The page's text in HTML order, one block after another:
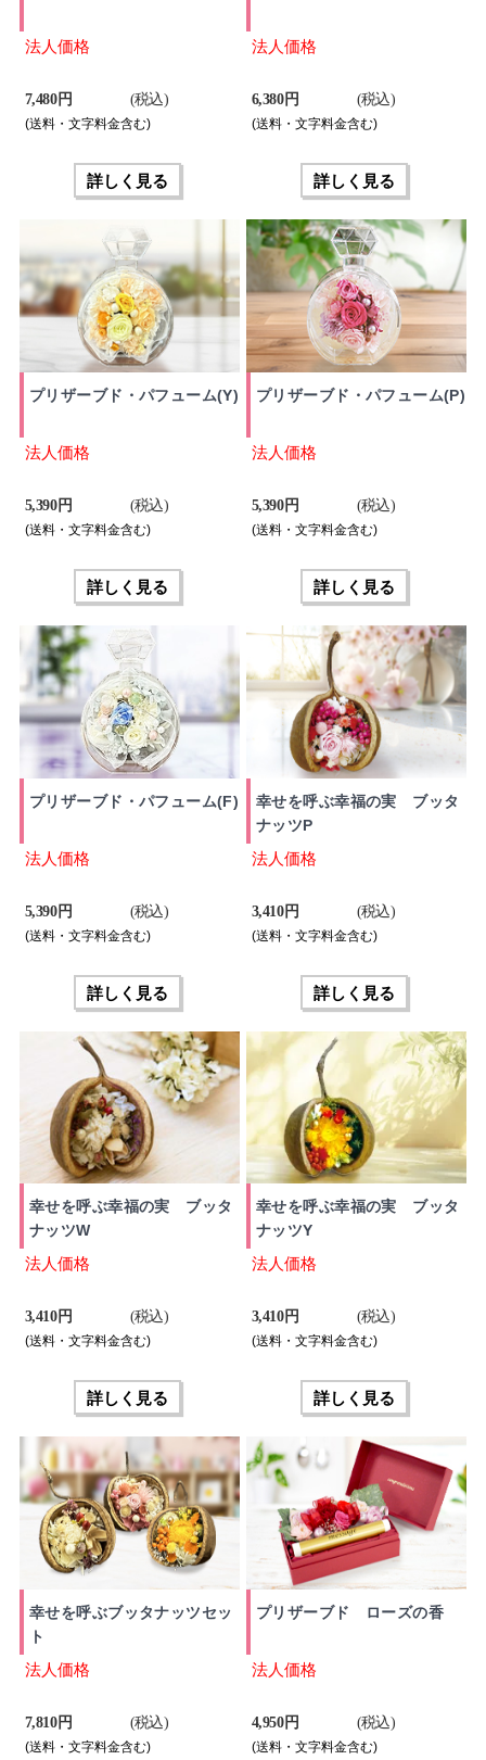
法人価格
7,480 円 (税込)
(送料・文字料金含む)
詳しく見る
法人価格
6,380 円 (税込)
(送料・文字料金含む)
詳しく見る
プリザーブド・パフューム(Y)
法人価格
5,390 円 (税込)
(送料・文字料金含む)
詳しく見る
プリザーブド・パフューム(P)
法人価格
5,390 円 (税込)
(送料・文字料金含む)
詳しく見る
プリザーブド・パフューム(F)
法人価格
5,390 円 (税込)
(送料・文字料金含む)
詳しく見る
幸せを呼ぶ幸福の実 ブッタ
ナッツP
法人価格
3,410 円 (税込)
(送料・文字料金含む)
詳しく見る
幸せを呼ぶ幸福の実 ブッタ
ナッツW
法人価格
3,410 円 (税込)
(送料・文字料金含む)
詳しく見る
幸せを呼ぶ幸福の実 ブッタ
ナッツY
法人価格
3,410 円 (税込)
(送料・文字料金含む)
詳しく見る
幸せを呼ぶブッタナッツセッ
ト
法人価格
7,810 円 (税込)
(送料・文字料金含む)
プリザーブド ローズの香
法人価格
4,950 円 (税込)
(送料・文字料金含む)